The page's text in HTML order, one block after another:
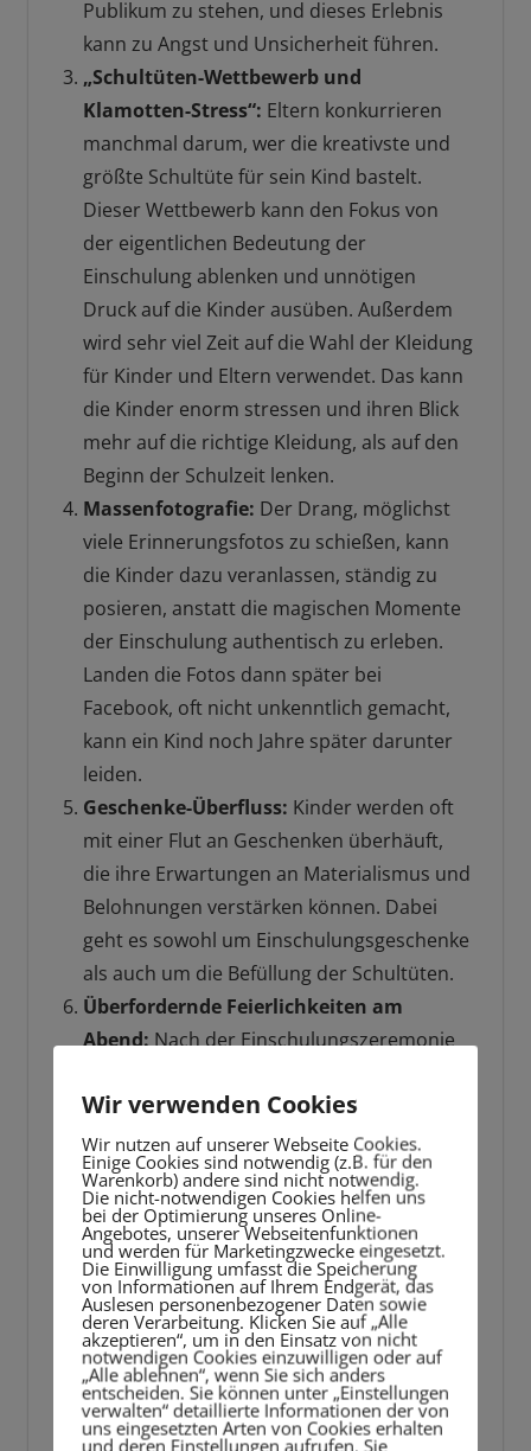
Publikum zu stehen, und dieses Erlebnis
kann zu Angst und Unsicherheit führen.
„Schultüten-Wettbewerb und
Klamotten-Stress“: Eltern konkurrieren
manchmal darum, wer die kreativste und
größte Schultüte für sein Kind bastelt.
Dieser Wettbewerb kann den Fokus von
der eigentlichen Bedeutung der
Einschulung ablenken und unnötigen
Druck auf die Kinder ausüben. Außerdem
wird sehr viel Zeit auf die Wahl der Kleidung
für Kinder und Eltern verwendet. Das kann
die Kinder enorm stressen und ihren Blick
mehr auf die richtige Kleidung, als auf den
Beginn der Schulzeit lenken.
Massenfotografie: Der Drang, möglichst
viele Erinnerungsfotos zu schießen, kann
die Kinder dazu veranlassen, ständig zu
posieren, anstatt die magischen Momente
der Einschulung authentisch zu erleben.
Landen die Fotos dann später bei
Facebook, oft nicht unkenntlich gemacht,
kann ein Kind noch Jahre später darunter
leiden.
Geschenke-Überfluss: Kinder werden oft
mit einer Flut an Geschenken überhäuft,
die ihre Erwartungen an Materialismus und
Belohnungen verstärken können. Dabei
geht es sowohl um Einschulungsgeschenke
als auch um die Befüllung der Schultüten.
Überfordernde Feierlichkeiten am
Abend:Nach der Einschulungszeremonie
mit vielen Gästen abgehalten. Für die
Kinder kann dieser Einschulungsfehler sehr
anstrengend sein, da sie bereits einen
langen Tag hinter sich haben. Besser wäre
es, nur im kleinen Kreis den Tag noch
einmal zu betrachten und Fragen des
Kindes zu beantworten.
Frühzeitiger Leistungsdruck:Einige Eltern
beginnen bereits an der Einschulung, hohe
Erwartungen und Leistungsdruck auf ihre
Kinder auszuüben, anstatt die Freude am
Wir verwenden Cookies
Wir nutzen auf unserer Webseite Cookies.
Einige Cookies sind notwendig (z.B. für den
Warenkorb) andere sind nicht notwendig.
Die nicht-notwendigen Cookies helfen uns
bei der Optimierung unseres Online-
Angebotes, unserer Webseitenfunktionen
und werden für Marketingzwecke eingesetzt.
Die Einwilligung umfasst die Speicherung
von Informationen auf Ihrem Endgerät, das
Auslesen personenbezogener Daten sowie
deren Verarbeitung. Klicken Sie auf „Alle
akzeptieren“, um in den Einsatz von nicht
notwendigen Cookies einzuwilligen oder auf
„Alle ablehnen“, wenn Sie sich anders
entscheiden. Sie können unter „Einstellungen
verwalten“ detaillierte Informationen der von
uns eingesetzten Arten von Cookies erhalten
und deren Einstellungen aufrufen. Sie